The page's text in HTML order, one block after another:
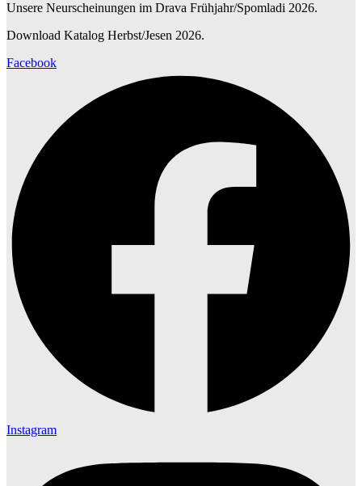
Unsere Neurscheinungen im Drava Frühjahr/Spomladi 2026.
Download Katalog Herbst/Jesen 2026.
Facebook
Instagram